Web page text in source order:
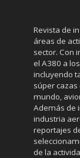
Revista de
áreas de
sector. Con
el A380 a
incluyendo
súper
mundo,
Además de
industria
reportajes
de la